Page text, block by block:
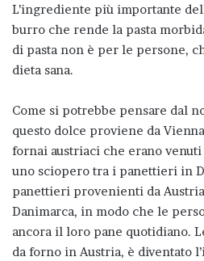
L’ingrediente più importante
burro che rende la pasta
di pasta non è per le persone,
dieta sana.
Come si potrebbe pensare dal
questo dolce proviene da
fornai austriaci che erano venuti
uno sciopero tra i panettieri in
panettieri provenienti da
Danimarca, in modo che le
ancora il loro pane quotidiano.
da forno in Austria, è diventato